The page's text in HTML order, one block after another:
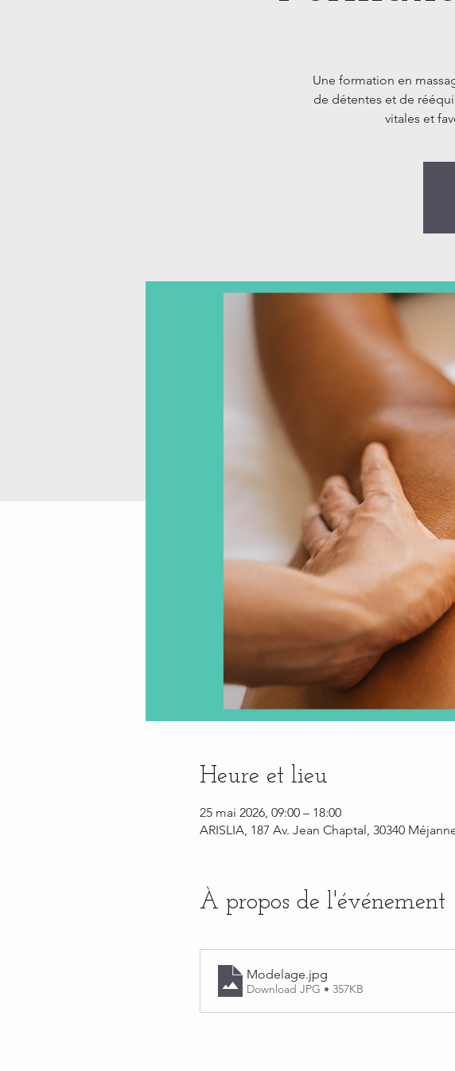
Une formation en
de détentes et de
vitales et
Heure et lieu
25 mai 2026, 09:00 – 18:00
ARISLIA, 187 Av. Jean Chaptal, 30340
À propos de l'événement
Modelage.jpg
Download JPG • 357KB